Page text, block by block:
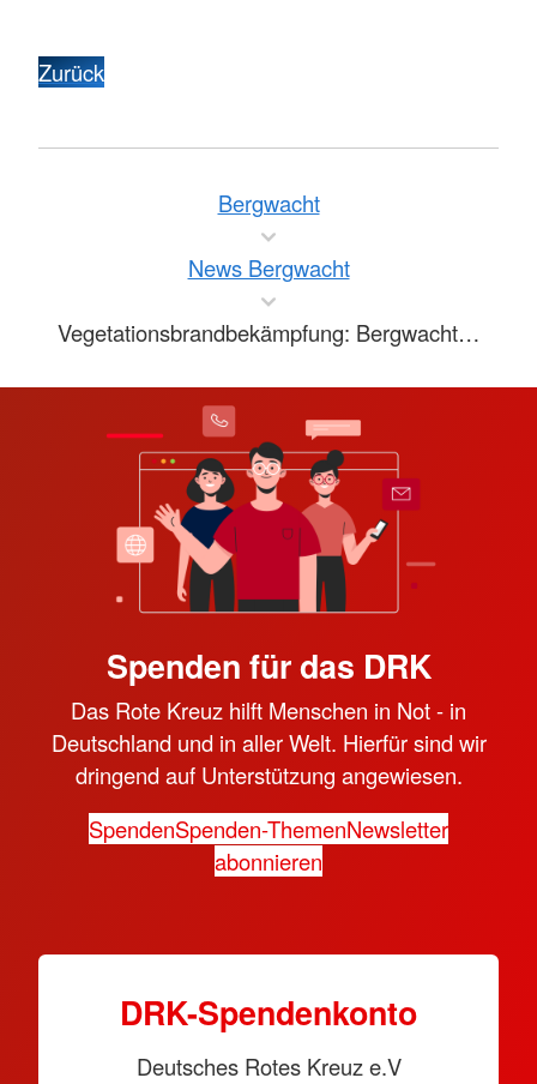
Zurück
Bergwacht
News Bergwacht
Vegetationsbrandbekämpfung: Bergwacht…
Spenden für das DRK
Das Rote Kreuz hilft Menschen in Not - in
Deutschland und in aller Welt. Hierfür sind wir
dringend auf Unterstützung angewiesen.
SpendenSpenden-ThemenNewsletter
abonnieren
DRK-Spendenkonto
Deutsches Rotes Kreuz e.V